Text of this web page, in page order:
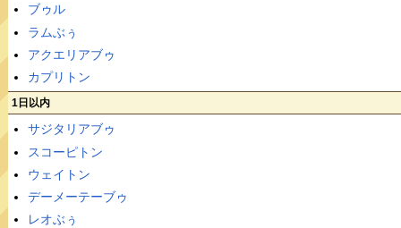
ブゥル
ラムぶぅ
アクエリアブゥ
カプリトン
1日以内
サジタリアブゥ
スコーピトン
ウェイトン
デーメーテーブゥ
レオぶぅ